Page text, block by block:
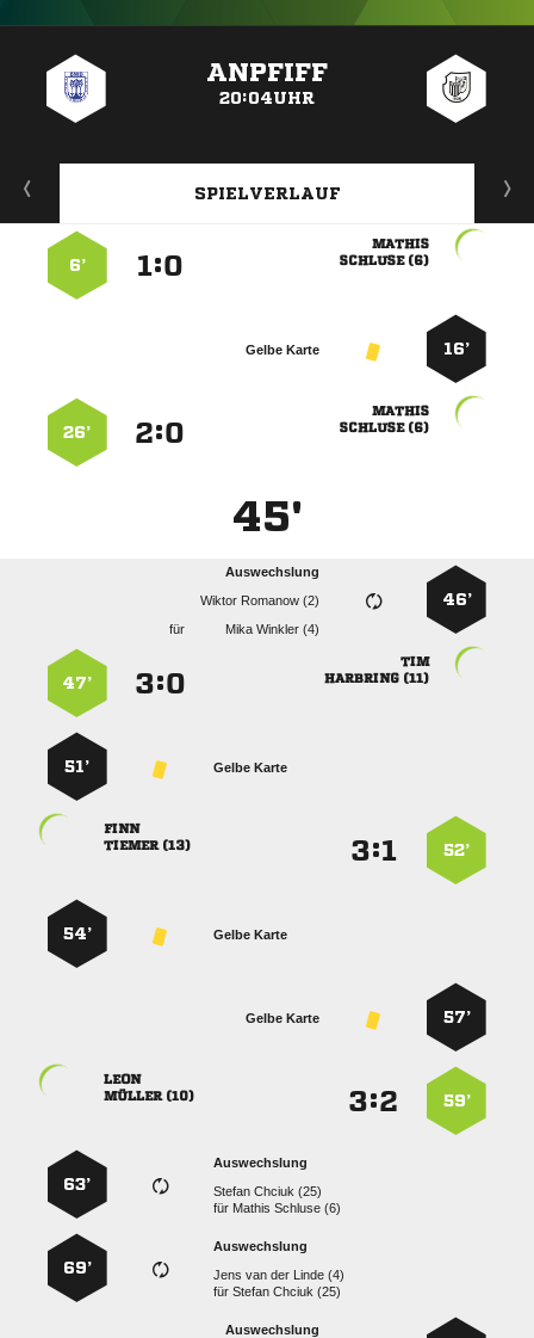
ANPFIFF
20:04UHR
SPIELVERLAUF

 
:
6’
16’
Gelbe Karte

 
:
26’
45'
46’
Auswechslung
  
für
  

 
:
47’
Gelbe Karte
51’
52’
:

 
Gelbe Karte
54’
57’
Gelbe Karte
59’
:

 
Auswechslung
  
für   
63’
Auswechslung
    
für  
69’
Auswechslung